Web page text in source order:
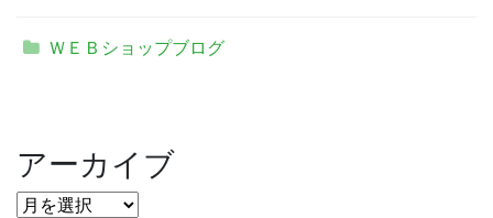
ＷＥＢショップブログ
アーカイブ
ア